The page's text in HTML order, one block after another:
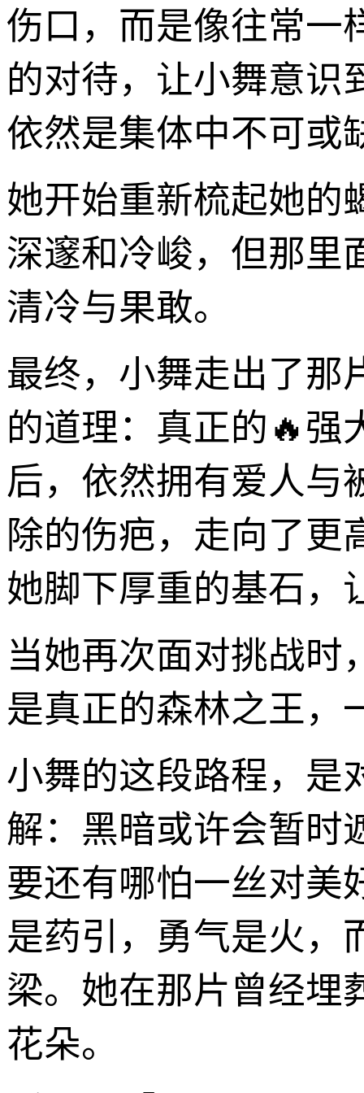
伤口，而是像往常一
的对待，让小舞意识
依然是集体中不可或
她开始重新梳起她的
深邃和冷峻，但那里
清冷与果敢。
最终，小舞走出了那
的道理：真正的🔥强
后，依然拥有爱人与
除的伤疤，走向了更
她脚下厚重的基石，
当她再次面对挑战时
是真正的森林之王，
小舞的这段路程，是
解：黑暗或许会暂时
要还有哪怕一丝对美
是药引，勇气是火，
梁。她在那片曾经埋
花朵。